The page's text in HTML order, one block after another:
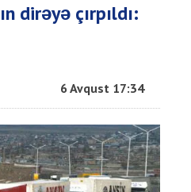
dirəyə çırpıldı:
6 Avqust 17:34